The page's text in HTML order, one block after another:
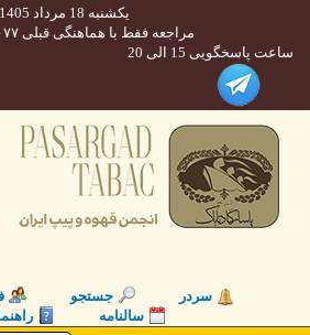
یکشنبه 18 مرداد 1405
مراجعه فقط با هماهنگی قبلی ۰۹۳۵۲۲۰۰۰۷۷
پاسخگویی 15 الی 20
سردر جستجو
سالنامه
راهنما